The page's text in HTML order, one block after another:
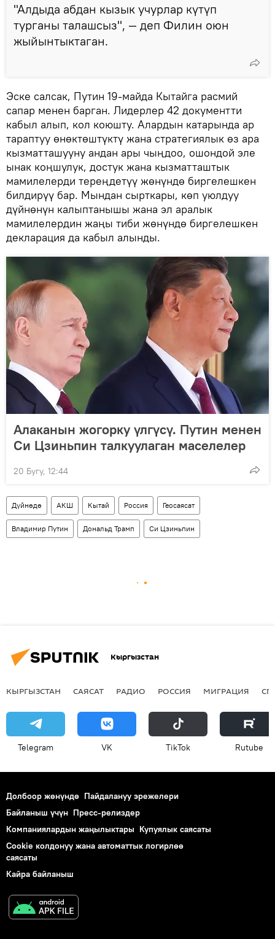
"Алдыда абдан кызык учурлар күтүп
турганы талашсыз", — деп Филин оюн
жыйынтыктаган.
Эске салсак, Путин 19-майда Кытайга расмий
сапар менен барган. Лидерлер 42 документти
кабыл алып, кол коюшту. Алардын катарында ар
тараптуу өнөктөштүктү жана стратегиялык өз ара
кызматташууну андан ары чыңдоо, ошондой эле
ынак коңшулук, достук жана кызматташтык
мамилелерди тереңдетүү жөнүндө биргелешкен
билдирүү бар. Мындан сырткары, көп уюлдуу
дүйнөнүн калыптанышы жана эл аралык
мамилелердин жаңы тиби жөнүндө биргелешкен
декларация да кабыл алынды.
Алаканын жогорку үлгүсү. Путин менен
Си Цзиньпин талкуулаган маселелер
20 Бугу, 12:44
Дүйнөдө АКШ Кытай Россия Геосаясат
Владимир Путин Дональд Трамп Си Цзиньпин
Кыргызстан
КЫРГЫЗСТАН САЯСАТ РАДИО РОССИЯ МИГРАЦИЯ
Telegram VK ТikТоk Rutube
Долбоор жөнүндө Пайдалануу эрежелери
Байланыш үчүн Пресс-релиздер
Компаниялардын жаңылыктары Купуялык саясаты
Cookie колдонуу жана автоматтык логирлөө
саясаты
Кайра байланыш